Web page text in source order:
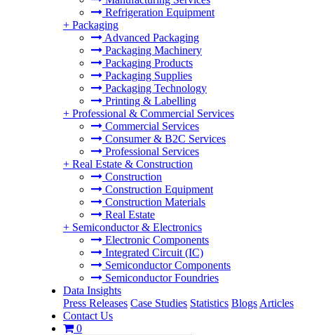
Refrigeration Equipment
+ Packaging
Advanced Packaging
Packaging Machinery
Packaging Products
Packaging Supplies
Packaging Technology
Printing & Labelling
+ Professional & Commercial Services
Commercial Services
Consumer & B2C Services
Professional Services
+ Real Estate & Construction
Construction
Construction Equipment
Construction Materials
Real Estate
+ Semiconductor & Electronics
Electronic Components
Integrated Circuit (IC)
Semiconductor Components
Semiconductor Foundries
Data Insights
Press Releases Case Studies Statistics Blogs Articles
Contact Us
0